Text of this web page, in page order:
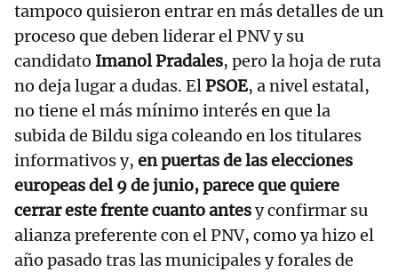
tampoco quisieron entrar en más detalles de un
proceso que deben liderar el PNV y su
candidato Imanol Pradales, pero la hoja de ruta
no deja lugar a dudas. ElPSOE, a nivel estatal,
no tiene el más mínimo interés en que la
subida de Bildu siga coleando en los titulares
informativos y, en puertas de las elecciones
europeas del 9 de junio, parece que quiere
cerrar este frente cuanto antesy confirmar su
alianza preferente con el PNV, como ya hizo el
año pasado tras las municipales y forales de